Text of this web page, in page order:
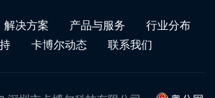
解决方案 产品与服务
行业分布
卡博尔动态 联系我们